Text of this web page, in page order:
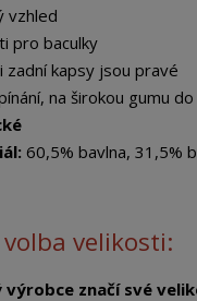
vzhled
pro baculky
zadní kapsy jsou pravé
na širokou gumu
60,5% bavlna, 31,5%
velikosti:
výrobce značí své